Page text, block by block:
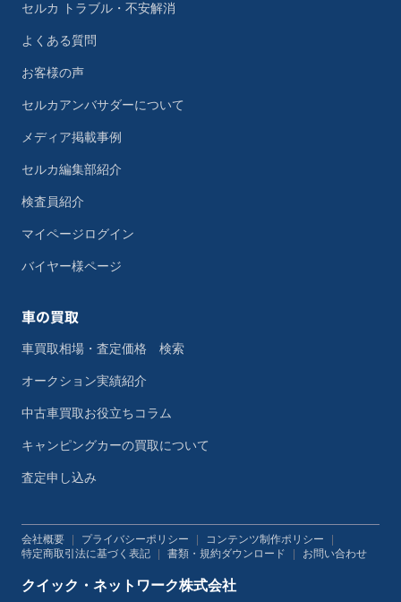
セルカ トラブル・不安解消
よくある質問
お客様の声
セルカアンバサダーについて
メディア掲載事例
セルカ編集部紹介
検査員紹介
マイページログイン
バイヤー様ページ
車の買取
車買取相場・査定価格 検索
オークション実績紹介
中古車買取お役立ちコラム
キャンピングカーの買取について
査定申し込み
会社概要 プライバシーポリシー コンテンツ制作ポリシー
特定商取引法に基づく表記
書類・規約ダウンロード お問い合わせ
クイック・ネットワーク株式会社